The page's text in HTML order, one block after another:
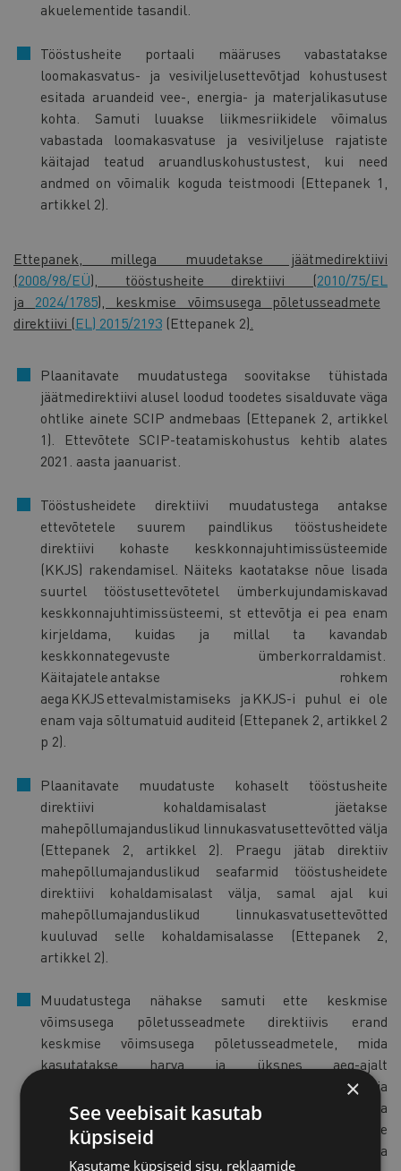
akuelementide tasandil.
Tööstusheite portaali määruses vabastatakse
loomakasvatus- ja vesiviljelusettevõtjad kohustusest
esitada aruandeid vee-, energia- ja materjalikasutuse
kohta. Samuti luuakse liikmesriikidele võimalus
vabastada loomakasvatuse ja vesiviljeluse rajatiste
käitajad teatud aruandluskohustustest, kui need
andmed on võimalik koguda teistmoodi (Ettepanek 1,
artikkel 2).
Ettepanek, millega muudetakse jäätmedirektiivi
(2008/98/EÜ), tööstusheite direktiivi (2010/75/EL
ja 2024/1785), keskmise võimsusega põletusseadmete
direktiivi (EL) 2015/2193 (Ettepanek 2)
Plaanitavate muudatustega soovitakse tühistada
jäätmedirektiivi alusel loodud toodetes sisalduvate väga
ohtlike ainete SCIP andmebaas (Ettepanek 2, artikkel
1). Ettevõtete SCIP-teatamiskohustus kehtib alates
2021. aasta jaanuarist.
Tööstusheidete direktiivi muudatustega antakse
ettevõtetele suurem paindlikus tööstusheidete
direktiivi kohaste keskkonnajuhtimissüsteemide
(KKJS) rakendamisel. Näiteks kaotatakse nõue lisada
suurtel tööstusettevõtetel ümberkujundamiskavad
keskkonnajuhtimissüsteemi, st ettevõtja ei pea enam
kirjeldama, kuidas ja millal ta kavandab
keskkonnategevuste ümberkorraldamist.
Käitajatele antakse rohkem
aega KKJS ettevalmistamiseks ja KKJS-i puhul ei ole
enam vaja sõltumatuid auditeid (Ettepanek 2, artikkel 2
p 2).
Plaanitavate muudatuste kohaselt tööstusheite
direktiivi kohaldamisalast jäetakse
mahepõllumajanduslikud linnukasvatusettevõtted välja
(Ettepanek 2, artikkel 2). Praegu jätab direktiiv
mahepõllumajanduslikud seafarmid tööstusheidete
direktiivi kohaldamisalast välja, samal ajal kui
mahepõllumajanduslikud linnukasvatusettevõtted
kuuluvad selle kohaldamisalasse (Ettepanek 2,
artikkel 2).
Muudatustega nähakse samuti ette keskmise
võimsusega põletusseadmete direktiivis erand
keskmise võimsusega põletusseadmetele, mida
kasutatakse harva ja üksnes aeg-ajalt
varugeneraatoritena hädaolukordades ja
elektrikatkestuste ajal. Erandi kohaselt ei kohaldata
sellistele seadmetele direktiivist tulenevaid heitmete
piirväärtuste, loa/registreerimise ning seire- ja
×
See veebisait kasutab
küpsiseid
Kasutame küpsiseid sisu, reklaamide